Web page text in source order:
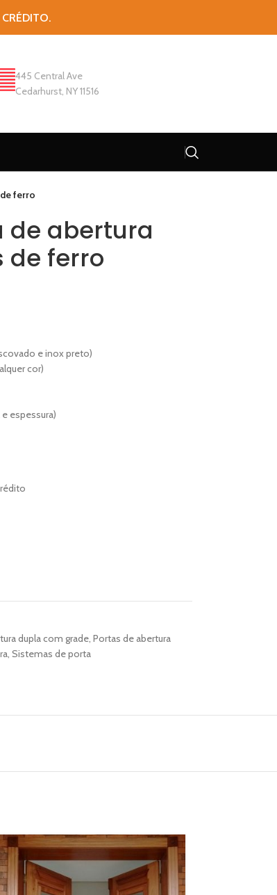
445 Central Ave
Cedarhurst, NY 11516
ferro
de abertura
de ferro
e inox preto)
cor)
espessura)
dupla com grade, Portas de abertura
, Sistemas de porta